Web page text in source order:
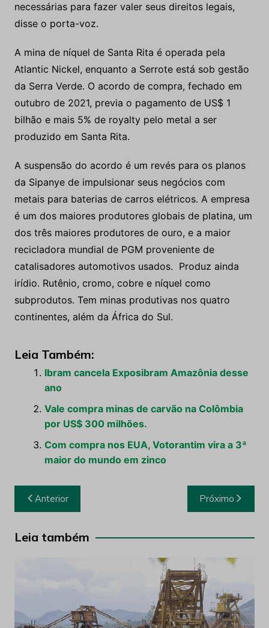
necessárias para fazer valer seus direitos legais,
disse o porta-voz.
A mina de níquel de Santa Rita é operada pela
Atlantic Nickel, enquanto a Serrote está sob gestão
da Serra Verde. O acordo de compra, fechado em
outubro de 2021, previa o pagamento de US$ 1
bilhão e mais 5% de royalty pelo metal a ser
produzido em Santa Rita.
A suspensão do acordo é um revés para os planos
da Sipanye de impulsionar seus negócios com
metais para baterias de carros elétricos. A empresa
é um dos maiores produtores globais de platina, um
dos três maiores produtores de ouro, e a maior
recicladora mundial de PGM proveniente de
catalisadores automotivos usados. Produz ainda
irídio. Rutênio, cromo, cobre e níquel como
subprodutos. Tem minas produtivas nos quatro
continentes, além da África do Sul.
Leia Também:
Ibram cancela Exposibram Amazônia desse
ano
Vale compra minas de carvão na Colômbia
por US$ 300 milhões.
Com compra nos EUA, Votorantim vira a 3ª
maior do mundo em zinco
Navegação
de
Post
Anterior Próximo
Leia também